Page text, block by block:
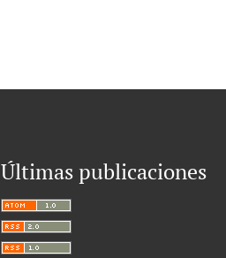
Últimas publicaciones